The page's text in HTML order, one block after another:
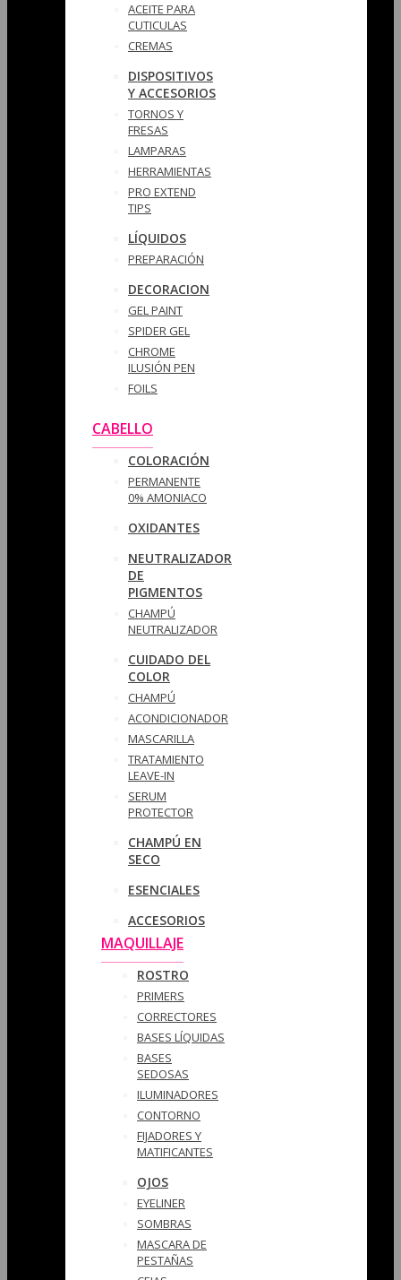
ACEITE PARA
CUTICULAS
CREMAS
DISPOSITIVOS
Y ACCESORIOS
TORNOS Y
FRESAS
LAMPARAS
HERRAMIENTAS
PRO EXTEND
TIPS
LÍQUIDOS
PREPARACIÓN
DECORACION
GEL PAINT
SPIDER GEL
CHROME
ILUSIÓN PEN
FOILS
CABELLO
COLORACIÓN
PERMANENTE
0% AMONIACO
OXIDANTES
NEUTRALIZADOR
DE
PIGMENTOS
CHAMPÚ
NEUTRALIZADOR
CUIDADO DEL
COLOR
CHAMPÚ
ACONDICIONADOR
MASCARILLA
TRATAMIENTO
LEAVE-IN
SERUM
PROTECTOR
CHAMPÚ EN
SECO
ESENCIALES
ACCESORIOS
MAQUILLAJE
ROSTRO
PRIMERS
CORRECTORES
BASES LÍQUIDAS
BASES
SEDOSAS
ILUMINADORES
CONTORNO
FIJADORES Y
MATIFICANTES
OJOS
EYELINER
SOMBRAS
MASCARA DE
PESTAÑAS